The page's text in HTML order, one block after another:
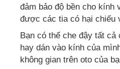
đảm bảo độ bền cho
được các tia có hại chiếu
Bạn có thể che đậy tất
hay dán vào kính của
không gian trên oto của